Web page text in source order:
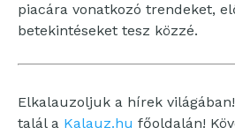
piacára vonatkozó trendeket,
betekintéseket tesz közzé.
Elkalauzoljuk a hírek
talál a Kalauz.hu főoldalán!